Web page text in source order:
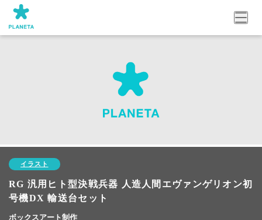
イラスト
RG 汎用ヒト型決戦兵器 人造人間エヴァンゲリオン初
号機DX 輸送台セット
ボックスアート制作